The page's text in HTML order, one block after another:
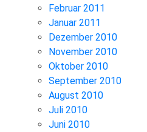
Februar 2011
Januar 2011
Dezember 2010
November 2010
Oktober 2010
September 2010
August 2010
Juli 2010
Juni 2010